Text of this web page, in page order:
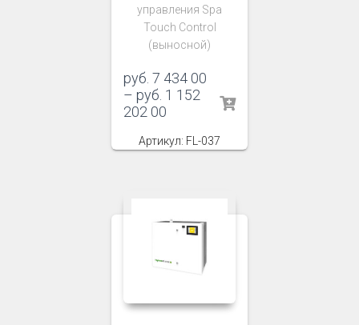
управления Spa
Touch Control
(выносной)
руб. 7 434 00
– руб. 1 152
202 00
Артикул: FL-037